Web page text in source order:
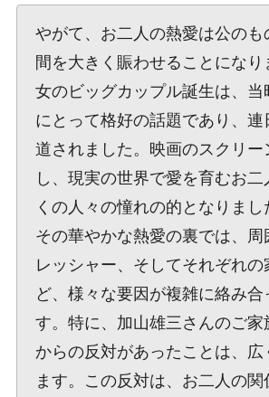
やがて、お二人の熱愛は公のも
間を大きく賑わせることになり
女のビッグカップル誕生は、当
にとって格好の話題であり、連
道されました。映画のスクリー
し、現実の世界で愛を育むお二
くの人々の憧れの的となりまし
その華やかな熱愛の裏では、周
レッシャー、そしてそれぞれの
ど、様々な要因が複雑に絡み
す。特に、加山雄三さんのご家
からの反対があったことは、広
ます。この反対は、お二人の関